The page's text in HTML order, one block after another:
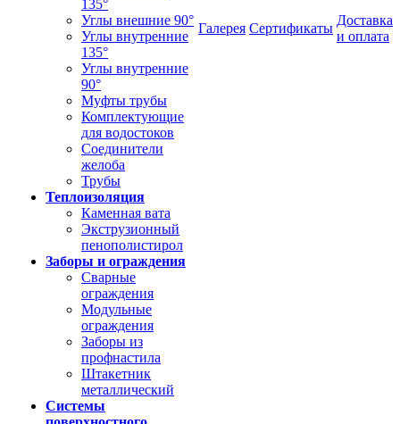
135°
Углы внешние 90°
Углы внутренние
135°
Углы внутренние
90°
Муфты трубы
Комплектующие
для водостоков
Соединители
желоба
Трубы
Теплоизоляция
Каменная вата
Экструзионный
пенополистирол
Заборы и ограждения
Сварные
ограждения
Модульные
ограждения
Заборы из
профнастила
Штакетник
металлический
Системы
Галерея Сертификаты
Доставка
и оплата